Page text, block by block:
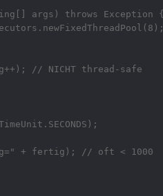
args) throws Exception {
// NICHT thread-safe
+ fertig); // oft < 1000